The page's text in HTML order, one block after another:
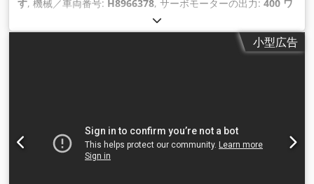
す, 機械／車両番号: H8966378, サーボモーターの出力: 400 ワ
, 入力電流の種類:
圧縮空気接続:6 バー,
小型広告